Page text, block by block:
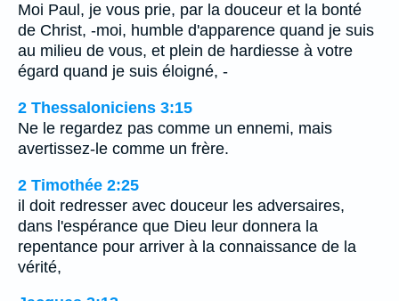
Moi Paul, je vous prie, par la douceur et la bonté
de Christ, -moi, humble d'apparence quand je suis
au milieu de vous, et plein de hardiesse à votre
égard quand je suis éloigné, -
2 Thessaloniciens 3:15
Ne le regardez pas comme un ennemi, mais
avertissez-le comme un frère.
2 Timothée 2:25
il doit redresser avec douceur les adversaires,
dans l'espérance que Dieu leur donnera la
repentance pour arriver à la connaissance de la
vérité,